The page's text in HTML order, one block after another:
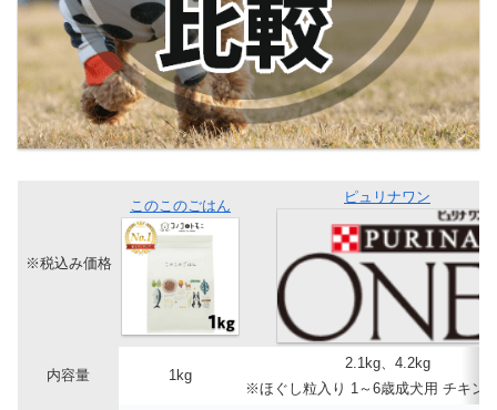
※税込み価格
このこのごはん
ピュリナワン
内容量 1kg
2.1kg、4.2kg
※ほぐし粒入り 1～6歳成犬用 チキン